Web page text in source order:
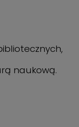
naukową.